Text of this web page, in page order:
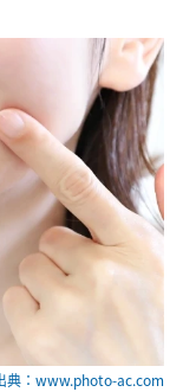
典：www.photo-ac.com